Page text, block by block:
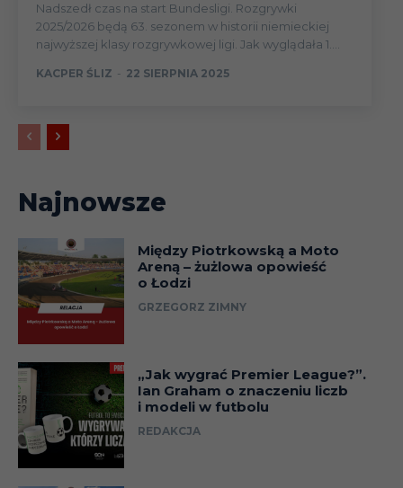
Nadszedł czas na start Bundesligi. Rozgrywki
2025/2026 będą 63. sezonem w historii niemieckiej
najwyższej klasy rozgrywkowej ligi. Jak wyglądała 1....
KACPER ŚLIZ - 22 SIERPNIA 2025
Najnowsze
Między Piotrkowską a Moto
Areną – żużlowa opowieść
o Łodzi
GRZEGORZ ZIMNY
„Jak wygrać Premier League?”.
Ian Graham o znaczeniu liczb
i modeli w futbolu
REDAKCJA